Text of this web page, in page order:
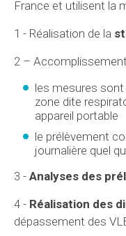
France et utilisent la
1 - Réalisation de la
2 –
les mesures
zone dite
appareil portable
le prélèvement
journalière quel
3 - Analyses des
4 - Réalisation des
dépassement des